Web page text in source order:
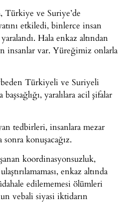
Türkiye ve Suriye’de
etkiledi, binlerce insan
Hala enkaz altından
insanlar var. Yüreğimiz onlarla
Türkiyeli ve Suriyeli
başsağlığı, yaralılara acil şifalar
tedbirleri, insanlara mezar
konuşacağız.
koordinasyonsuzluk,
enkaz altında
edilememesi ölümleri
vebali siyasi iktidarın